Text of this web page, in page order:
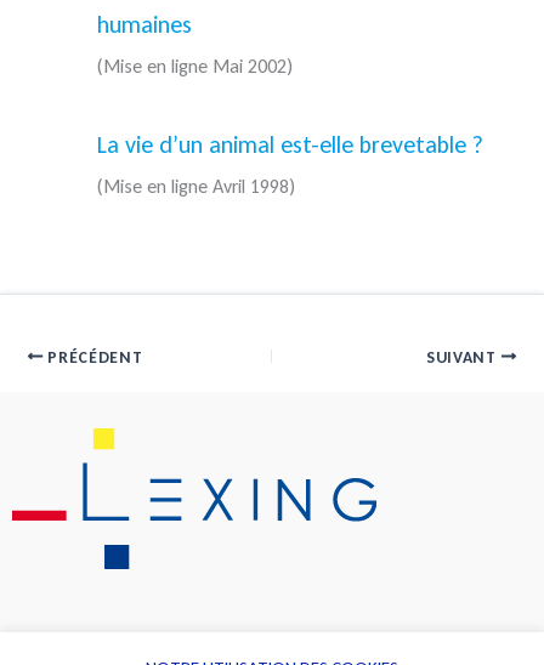
humaines
(Mise en ligne Mai 2002)
La vie d’un animal est-elle brevetable ?
(Mise en ligne Avril 1998)
PRÉCÉDENT SUIVANT